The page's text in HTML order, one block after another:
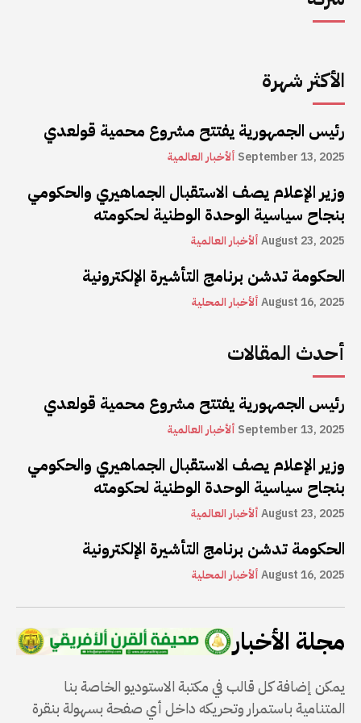
الأكثر شهرة
رئيس الجمهورية يفتتح مشروع محمية قولعدي
ألأخبار العالمية September 13, 2025
وزير الإعلام يصف الاستقبال الجماهيري والحكومي
بنجاح سياسية الوحدة الوطنية لحكومته
ألأخبار العالميةAugust 23, 2025
الحكومة تدشن برنامج التأشيرة الإلكترونية
ألأخبار المحليةAugust 16, 2025
أحدث المقالات
رئيس الجمهورية يفتتح مشروع محمية قولعدي
ألأخبار العالمية September 13, 2025
وزير الإعلام يصف الاستقبال الجماهيري والحكومي
بنجاح سياسية الوحدة الوطنية لحكومته
ألأخبار العالميةAugust 23, 2025
الحكومة تدشن برنامج التأشيرة الإلكترونية
ألأخبار المحليةAugust 16, 2025
مجلة الأخبار
يمكن إضافة كل قالب في مكتبة الاستوديو الخاصة بنا
المتنامية باستمرار وتحريكه داخل أي صفحة بسهولة بنقرة